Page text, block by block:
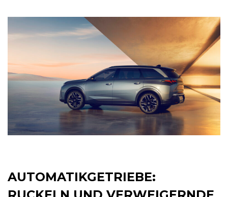
AUTOMATIKGETRIEBE: